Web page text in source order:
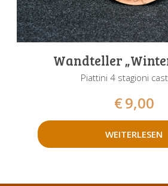
Wandteller
Piattini 4 stagioni
€9,00
WEITERLESEN